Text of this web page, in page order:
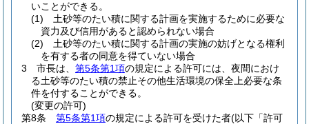
いことができる。
(1)
土砂等のたい積に関する計画を実施するために必要な
資力及び信用があると認められない場合
(2)
土砂等のたい積に関する計画の実施の妨げとなる権利
を有する者の同意を得ていない場合
3
市長は、 第5条第1項の規定による許可には、夜間におけ
る土砂等のたい積の禁止その他生活環境の保全上必要な条
件を付することができる。
(変更の許可)
第8条
第5条第1項の規定による許可を受けた者(以下「許可